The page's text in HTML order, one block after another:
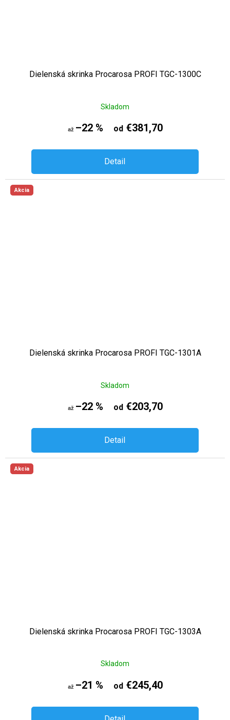
Dielenská skrinka Procarosa PROFI TGC-1300C
Skladom
až –22 % od€381,70
Detail
Akcia
Dielenská skrinka Procarosa PROFI TGC-1301A
Skladom
až –22 % od€203,70
Detail
Akcia
Dielenská skrinka Procarosa PROFI TGC-1303A
Skladom
až –21 % od€245,40